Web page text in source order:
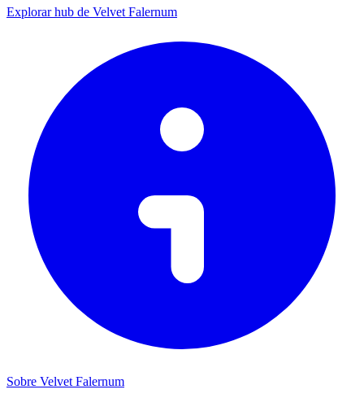
Explorar hub de Velvet Falernum
Sobre Velvet Falernum